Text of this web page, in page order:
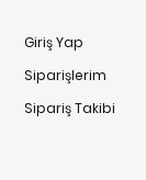
Giriş Yap
Siparişlerim
Sipariş Takibi